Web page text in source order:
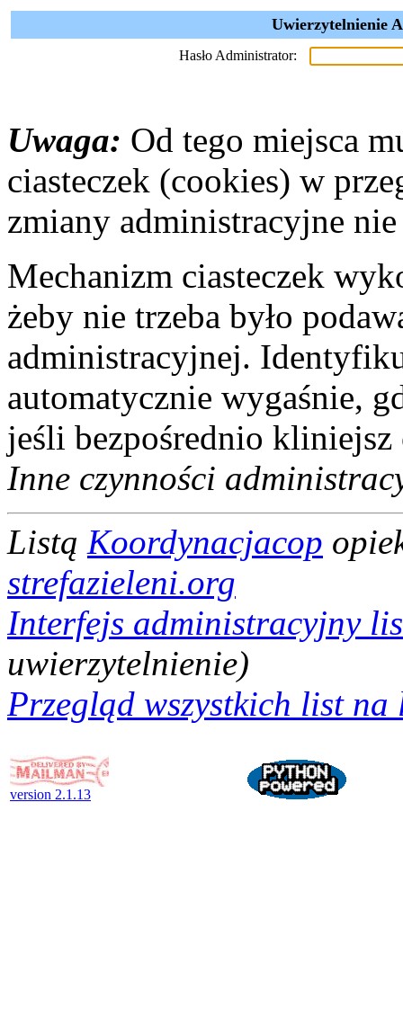
Uwierzytelnienie
Hasło Administrator:
Uwaga: Od tego miejsca
ciasteczek (cookies) w
zmiany administracyjne
Mechanizm ciasteczek
żeby nie trzeba było
administracyjnej.
automatycznie wygaśnie,
jeśli bezpośrednio
Inne czynności
Listą Koordynacjacop
strefazieleni.org
Interfejs administracyjny
uwierzytelnienie)
Przegląd wszystkich list
version 2.1.13